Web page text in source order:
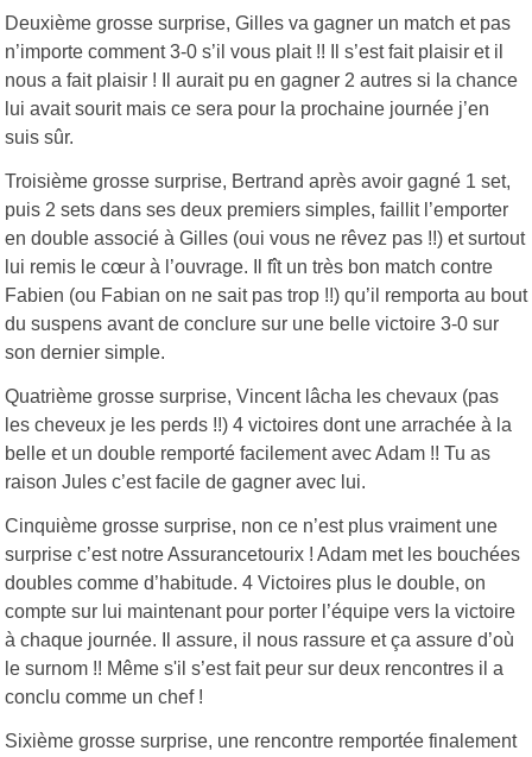
Deuxième grosse surprise, Gilles va gagner un match et pas
n’importe comment 3-0 s’il vous plait !! Il s’est fait plaisir et il
nous a fait plaisir ! Il aurait pu en gagner 2 autres si la chance
lui avait sourit mais ce sera pour la prochaine journée j’en
suis sûr.
Troisième grosse surprise, Bertrand après avoir gagné 1 set,
puis 2 sets dans ses deux premiers simples, faillit l’emporter
en double associé à Gilles (oui vous ne rêvez pas !!) et surtout
lui remis le cœur à l’ouvrage. Il fît un très bon match contre
Fabien (ou Fabian on ne sait pas trop !!) qu’il remporta au bout
du suspens avant de conclure sur une belle victoire 3-0 sur
son dernier simple.
Quatrième grosse surprise, Vincent lâcha les chevaux (pas
les cheveux je les perds !!) 4 victoires dont une arrachée à la
belle et un double remporté facilement avec Adam !! Tu as
raison Jules c’est facile de gagner avec lui.
Cinquième grosse surprise, non ce n’est plus vraiment une
surprise c’est notre Assurancetourix ! Adam met les bouchées
doubles comme d’habitude. 4 Victoires plus le double, on
compte sur lui maintenant pour porter l’équipe vers la victoire
à chaque journée. Il assure, il nous rassure et ça assure d’où
le surnom !! Même s'il s’est fait peur sur deux rencontres il a
conclu comme un chef !
Sixième grosse surprise, une rencontre remportée finalement